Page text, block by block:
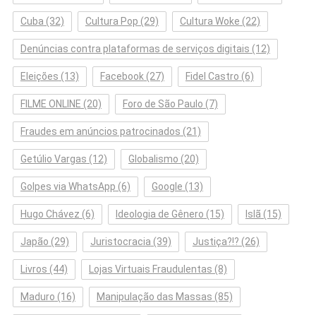
Cuba (32) Cultura Pop (29) Cultura Woke (22)
Denúncias contra plataformas de serviços digitais (12)
Eleições (13) Facebook (27) Fidel Castro (6)
FILME ONLINE (20) Foro de São Paulo (7)
Fraudes em anúncios patrocinados (21)
Getúlio Vargas (12) Globalismo (20)
Golpes via WhatsApp (6) Google (13)
Hugo Chávez (6) Ideologia de Gênero (15) Islã (15)
Japão (29) Juristocracia (39) Justiça?!? (26)
Livros (44) Lojas Virtuais Fraudulentas (8)
Maduro (16) Manipulação das Massas (85)